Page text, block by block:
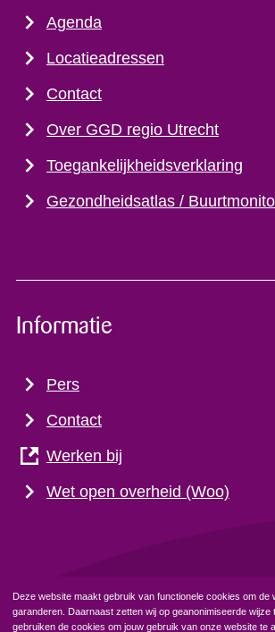
Deze website maakt gebruik van functionele cookies om de
garanderen. Daarnaast zetten wij op geanonimiseerde wijze
gebruiken de cookies om jouw gebruik van onze website te
Agenda
Locatieadressen
Contact
Over GGD regio Utrecht
Toegankelijkheidsverklaring
Gezondheidsatlas /
Informatie
Pers
Contact
Werken bij
Wet open overheid (Woo)
Privacyverklaring Cookiebeleid